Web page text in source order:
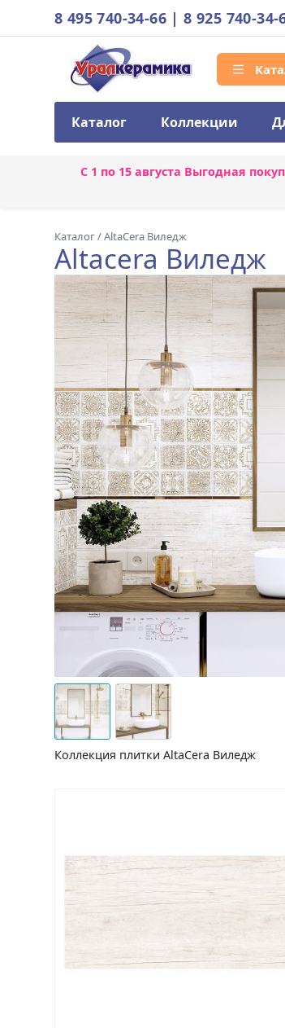
8 495 740-34-66 |8 925 740-34-
Каталог Коллекции
С 1 по 15 августа Выгодная
Каталог/AltaCera Виледж
Altacera Виледж
Коллекция плитки AltaCera Виледж